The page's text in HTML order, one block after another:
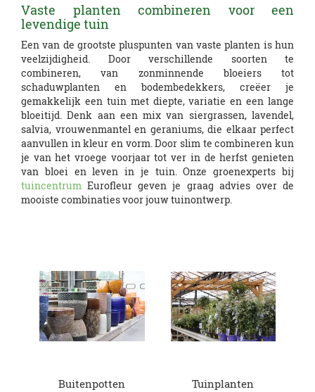
Vaste planten combineren voor een
levendige tuin
Een van de grootste pluspunten van vaste planten is hun
veelzijdigheid. Door verschillende soorten te
combineren, van zonminnende bloeiers tot
schaduwplanten en bodembedekkers, creëer je
gemakkelijk een tuin met diepte, variatie en een lange
bloeitijd. Denk aan een mix van siergrassen, lavendel,
salvia, vrouwenmantel en geraniums, die elkaar perfect
aanvullen in kleur en vorm. Door slim te combineren kun
je van het vroege voorjaar tot ver in de herfst genieten
van bloei en leven in je tuin. Onze groenexperts bij
tuincentrum Eurofleur geven je graag advies over de
mooiste combinaties voor jouw tuinontwerp.
Buitenpotten Tuinplanten